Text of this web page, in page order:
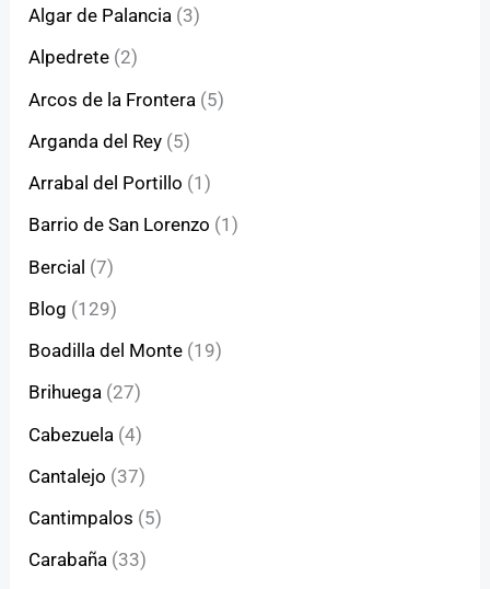
Algar de Palancia (3)
Alpedrete (2)
Arcos de la Frontera (5)
Arganda del Rey (5)
Arrabal del Portillo (1)
Barrio de San Lorenzo (1)
Bercial (7)
Blog (129)
Boadilla del Monte (19)
Brihuega (27)
Cabezuela (4)
Cantalejo (37)
Cantimpalos (5)
Carabaña (33)